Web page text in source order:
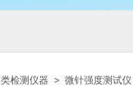
检测仪器 > 微针强度测试仪